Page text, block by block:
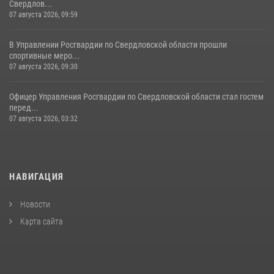
Свердлов...
07 августа 2026, 09:59
В Управлении Росгвардии по Свердловской области прошли
спортивные меро...
07 августа 2026, 09:30
Офицер Управления Росгвардии по Свердловской области стал гостем
перед...
07 августа 2026, 03:32
НАВИГАЦИЯ
Новости
Карта сайта